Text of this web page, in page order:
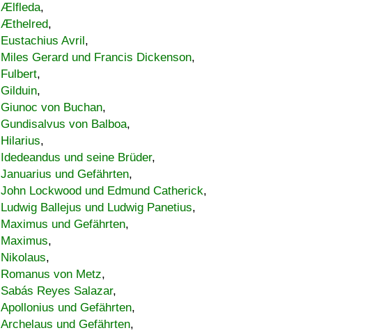
Ælfleda,
Æthelred,
Eustachius Avril,
Miles Gerard und Francis Dickenson,
Fulbert,
Gilduin,
Giunoc von Buchan,
Gundisalvus von Balboa,
Hilarius,
Idedeandus und seine Brüder,
Januarius und Gefährten,
John Lockwood und Edmund Catherick,
Ludwig Ballejus und Ludwig Panetius,
Maximus und Gefährten,
Maximus,
Nikolaus,
Romanus von Metz,
Sabás Reyes Salazar,
Apollonius und Gefährten,
Archelaus und Gefährten,